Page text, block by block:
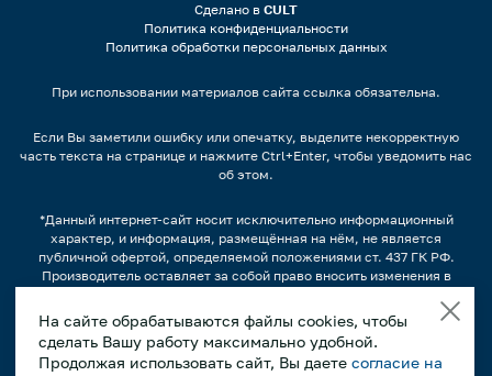
Сделано в CULT
Политика конфиденциальности
Политика обработки персональных данных
При использовании материалов сайта ссылка обязательна.
Если Вы заметили ошибку или опечатку, выделите некорректную
часть текста на странице и нажмите Ctrl+Enter, чтобы уведомить нас
об этом.
*Данный интернет-сайт носит исключительно информационный
характер, и информация, размещённая на нём, не является
публичной офертой, определяемой положениями ст. 437 ГК РФ.
Производитель оставляет за собой право вносить изменения в
предварительного уведомления.
Изображения продукции, а также, варианты наполнения
продуктами/напитками и другим содержимым может отличаться от
На сайте обрабатываются файлы cookies, чтобы
сделать Вашу работу максимально удобной.
Продолжая использовать сайт, Вы даете согласие на